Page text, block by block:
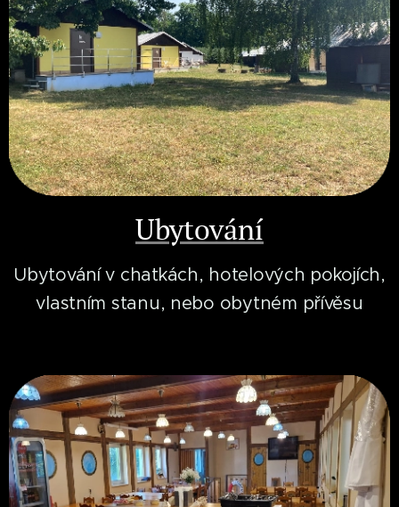
Ubytování
Ubytování v chatkách, hotelových pokojích,
vlastním stanu, nebo obytném přívěsu